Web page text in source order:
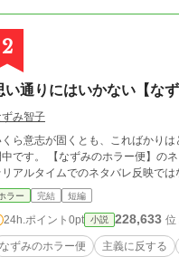
2
い通りにはいかない【な
み智子
意志が固くとも、こればかりはどうしようもない…… 本作は「カクヨム」「
中です。 【なずみのホラー便】
アルタイムでのネタバレ反映では
ラー 完結 短編
24h.ポイント 0pt 小説 228,633 位
なずみのホラー便 主義に反する